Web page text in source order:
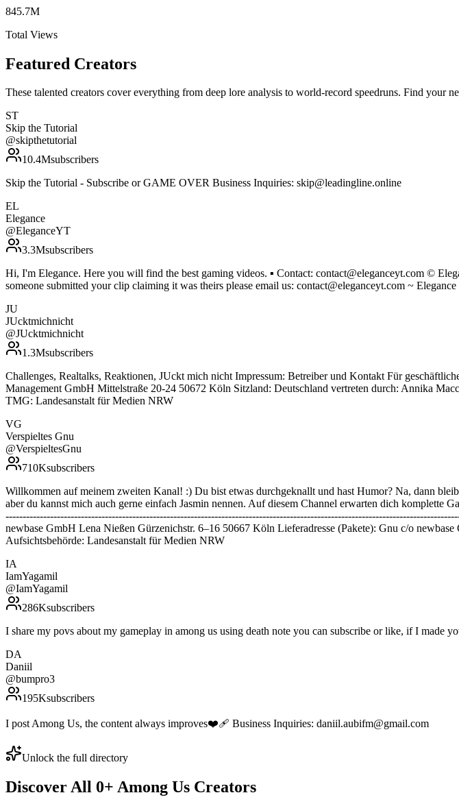
845.7M
Total Views
Featured Creators
These talented creators cover everything from deep lore analysis to world-record speedruns. Find your
ST
Skip the Tutorial
@skipthetutorial
10.4Msubscribers
Skip the Tutorial - Subscribe or GAME OVER Business Inquiries: skip@leadingline.online
EL
Elegance
@EleganceYT
3.3Msubscribers
Hi, I'm Elegance. Here you will find the best gaming videos. ▪ Contact: contact@eleganceyt.com ©
someone submitted your clip claiming it was theirs please email us: contact@eleganceyt.com ~ Elegance
JU
JUcktmichnicht
@JUcktmichnicht
1.3Msubscribers
Challenges, Realtalks, Reaktionen, JUckt mich nicht Impressum: Betreiber und Kontakt Für
Management GmbH Mittelstraße 20-24 50672 Köln Sitzland: Deutschland vertreten durch: Annika
TMG: Landesanstalt für Medien NRW
VG
Verspieltes Gnu
@VerspieltesGnu
710Ksubscribers
Willkommen auf meinem zweiten Kanal! :) Du bist etwas durchgeknallt und hast Humor? Na, dann
aber du kannst mich auch gerne einfach Jasmin nennen. Auf diesem Channel erwarten dich komplette
newbase GmbH Lena Nießen Gürzenichstr. 6–16 50667 Köln Lieferadresse (Pakete): Gnu c/o
Aufsichtsbehörde: Landesanstalt für Medien NRW
IA
IamYagamil
@IamYagamil
286Ksubscribers
I share my povs about my gameplay in among us using death note you can subscribe or like, if I made
DA
Daniil
@bumpro3
195Ksubscribers
I post Among Us, the content always improves❤️‍🩹 Business Inquiries: daniil.aubifm@gmail.com
Unlock the full directory
Discover All 0+ Among Us Creators